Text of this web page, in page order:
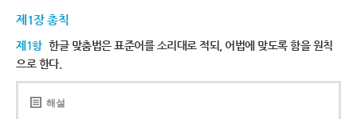
제1장 총칙
제1항 한글 맞춤법은 표준어를 소리대로 적되, 어법에 맞도록 함을 원칙
으로 한다.
해설